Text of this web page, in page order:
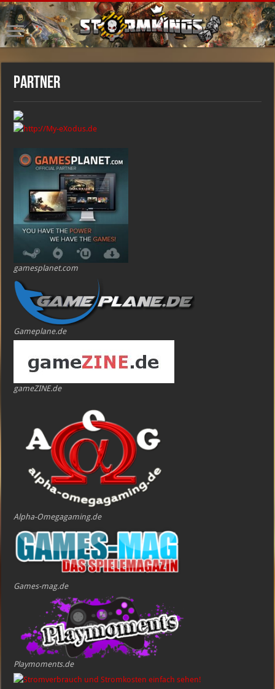
Partner
gamesplanet.com
Gameplane.de
gameZINE.de
Alpha-Omegagaming.de
Games-mag.de
Playmoments.de